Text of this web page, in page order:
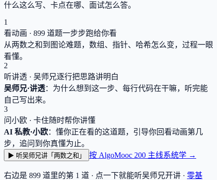
什么这么写、卡点在哪、面试怎么答。
1
看动画 · 899 道题一步步跑给你看
从两数之和到图论难题，数组、指针、哈希怎么变，过程一眼
看懂。
2
听讲透 · 吴师兄逐行把思路讲明白
吴师兄·讲透：为什么想到这一步、每行代码在干嘛，听完能
自己写出来。
3
问小欧 · 卡住随时帮你讲懂
AI 私教·小欧：懂你正在看的这道题，引导你回看动画第几
步，追问到你真懂为止。
▶ 听吴师兄讲「两数之和」 按 AlgoMooc 200 主线系统学 →
右边是 899 道里的第 1 道 · 点一下就能听吴师兄开讲 · 零基